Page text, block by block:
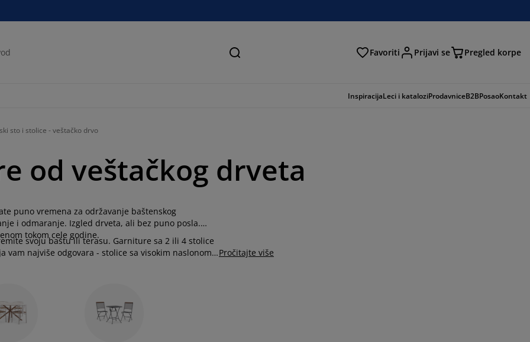
Pretraga Favoriti Prijavi se Pregled korpe
InspiracijaLeci i kataloziProdavniceB2BPosaoKontakt
sto i stolice - veštačko drvo
od veštačkog drveta
puno vremena za održavanje baštenskog
i odmaranje. Izgled drveta, ali bez puno posla.
tokom cele godine.
svoju baštu ili terasu. Garniture sa 2 ili 4 stolice
najviše odgovara - stolice sa visokim naslonom, Pročitajte više